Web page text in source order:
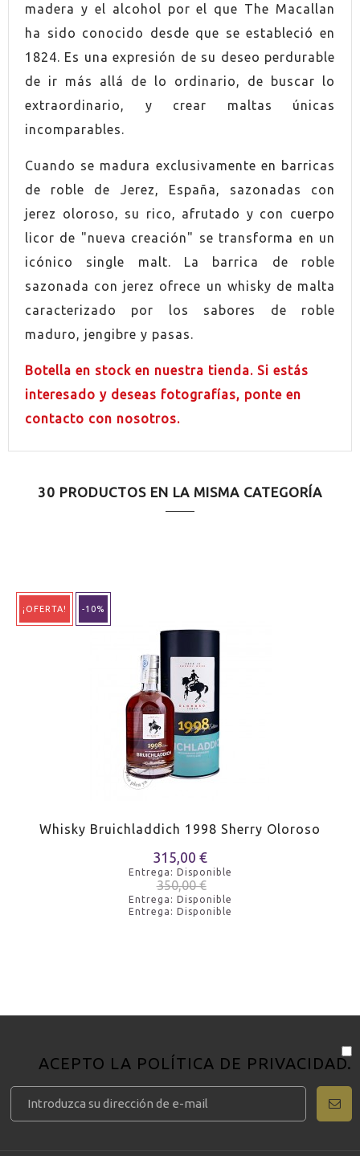
PAÍS Escocia
GRADUACIÓN 43,0%
CONTIENE ESTUCHE
madera y el alcohol por el que The Macallan
ha sido conocido desde que se estableció en
1824. Es una expresión de su deseo perdurable
de ir más allá de lo ordinario, de buscar lo
extraordinario, y crear maltas únicas
incomparables.
Cuando se madura exclusivamente en barricas
de roble de Jerez, España, sazonadas con
jerez oloroso, su rico, afrutado y con cuerpo
licor de "nueva creación" se transforma en un
icónico single malt. La barrica de roble
sazonada con jerez ofrece un whisky de malta
caracterizado por los sabores de roble
maduro, jengibre y pasas.
Botella en stock en nuestra tienda. Si estás
interesado y deseas fotografías, ponte en
contacto con nosotros.
30 PRODUCTOS EN LA MISMA CATEGORÍA
¡OFERTA! -10%
Whisky Bruichladdich 1998 Sherry Oloroso
315,00 €
Entrega: Disponible
350,00 €
Entrega: Disponible
Entrega: Disponible
ACEPTO LA POLÍTICA DE PRIVACIDAD.